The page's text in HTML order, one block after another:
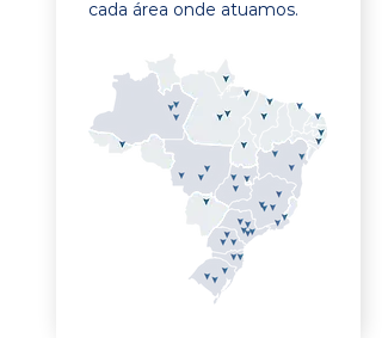
cada área onde atuamos.